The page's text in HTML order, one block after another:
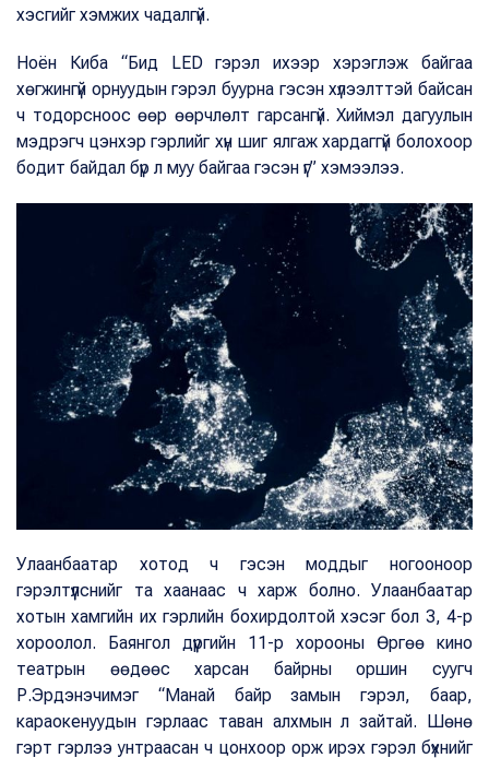
хэсгийг хэмжих чадалгүй.
Ноён Киба “Бид LED гэрэл ихээр хэрэглэж байгаа
хөгжингүй орнуудын гэрэл буурна гэсэн хүлээлттэй байсан
ч тодорсноос өөр өөрчлөлт гарсангүй. Хиймэл дагуулын
мэдрэгч цэнхэр гэрлийг хүн шиг ялгаж хардаггүй болохоор
бодит байдал бүр л муу байгаа гэсэн үг” хэмээлээ.
Улаанбаатар хотод ч гэсэн моддыг ногооноор
гэрэлтүүлснийг та хаанаас ч харж болно. Улаанбаатар
хотын хамгийн их гэрлийн бохирдолтой хэсэг бол 3, 4-р
хороолол. Баянгол дүүргийн 11-р хорооны Өргөө кино
театрын өөдөөс харсан байрны оршин суугч
Р.Эрдэнэчимэг “Манай байр замын гэрэл, баар,
караокенуудын гэрлаас таван алхмын л зайтай. Шөнө
гэрт гэрлээ унтраасан ч цонхоор орж ирэх гэрэл бүхнийг